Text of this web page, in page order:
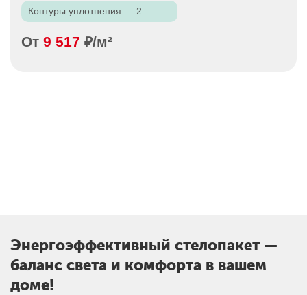
Контуры уплотнения — 2
От 9 517 ₽/м²
Энергоэффективный стелопакет —
баланс света и комфорта в вашем
доме!